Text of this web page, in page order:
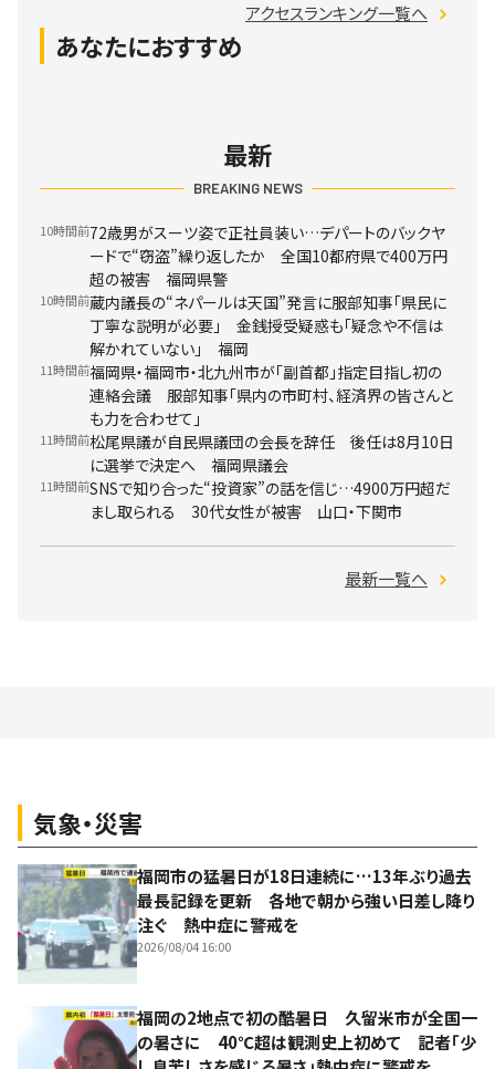
アクセスランキング一覧へ
あなたにおすすめ
最新
BREAKING NEWS
10時間前72歳男がスーツ姿で正社員装い…デパートのバックヤ
ードで“窃盗”繰り返したか 全国10都府県で400万円
超の被害 福岡県警
10時間前蔵内議長の“ネパールは天国”発言に服部知事「県民に
丁寧な説明が必要」 金銭授受疑惑も「疑念や不信は
解かれていない」 福岡
11時間前福岡県・福岡市・北九州市が「副首都」指定目指し初の
連絡会議 服部知事「県内の市町村、経済界の皆さんと
も力を合わせて」
11時間前松尾県議が自民県議団の会長を辞任 後任は8月10日
に選挙で決定へ 福岡県議会
11時間前SNSで知り合った“投資家”の話を信じ…4900万円超だ
まし取られる 30代女性が被害 山口・下関市
最新一覧へ
気象・災害
福岡市の猛暑日が18日連続に…13年ぶり過去
最長記録を更新 各地で朝から強い日差し降り
注ぐ 熱中症に警戒を
2026/08/04 16:00
福岡の2地点で初の酷暑日 久留米市が全国一
の暑さに 40℃超は観測史上初めて 記者「少